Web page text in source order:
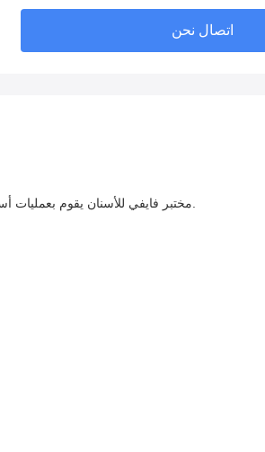
اتصال نحن